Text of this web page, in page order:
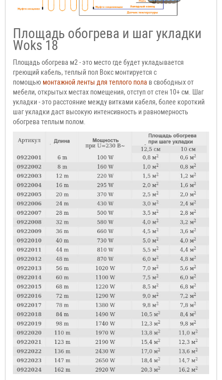
Площадь обогрева и шаг укладки
Woks 18
Площадь обогрева м2 - это место где будет укладывается
греющий кабель, теплый пол Вокс монтируется с
помощью монтажной ленты для теплого пола в свободных от
мебели, открытых местах помещения, отступ от стен 10+ см. Шаг
укладки - это расстояние между витками кабеля, более короткий
шаг укладки даст высокую интенсивность и равномерность
обогрева теплым полом.